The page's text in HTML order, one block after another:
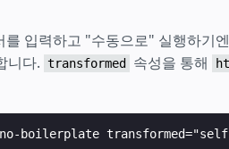
입력하고 "수동으로" 실행하기
니다. transformed 속성을 통해
boilerplate